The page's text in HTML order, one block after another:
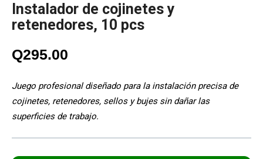
Instalador de cojinetes y
retenedores, 10 pcs
Q295.00
Juego profesional diseñado para la instalación precisa de
cojinetes, retenedores, sellos y bujes sin dañar las
superficies de trabajo.